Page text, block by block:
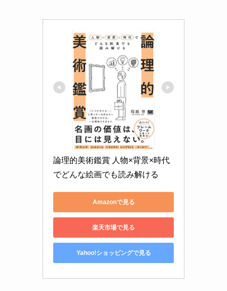
論理的美術鑑賞 人物×背景×時代
でどんな絵画でも読み解ける
Amazonで見る
楽天市場で見る
Yahoo!ショッピングで見る